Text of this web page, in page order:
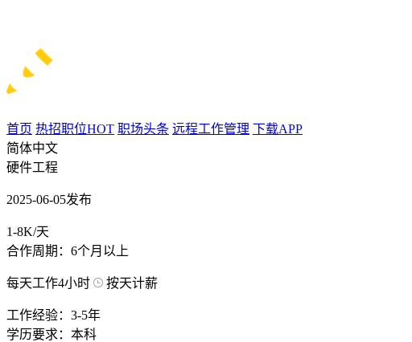
首页 热招职位HOT 职场头条 远程工作管理 下载APP
简体中文
硬件工程
2025-06-05发布
1-8K/天
合作周期：6个月以上
每天工作4小时 按天计薪
工作经验：3-5年
学历要求：本科